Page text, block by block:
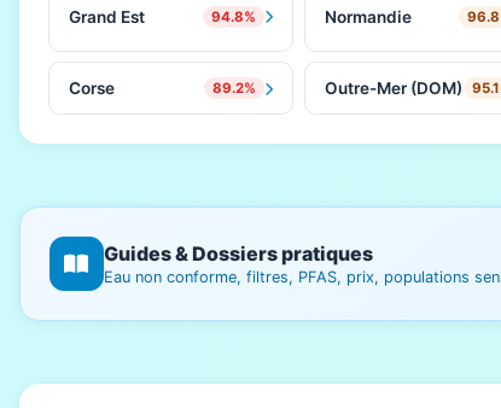
Grand Est 94.8% Normandie
Corse 89.2% Outre-Mer (DOM)
Guides & Dossiers pratiques
Eau non conforme, filtres, PFAS, prix, populations